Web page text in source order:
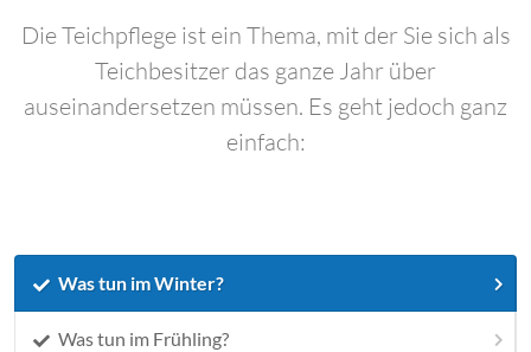
Die Teichpflege ist ein Thema, mit der Sie sich als
Teichbesitzer das ganze Jahr über
auseinandersetzen müssen. Es geht jedoch ganz
einfach:
Was tun im Winter?
Was tun im Frühling?